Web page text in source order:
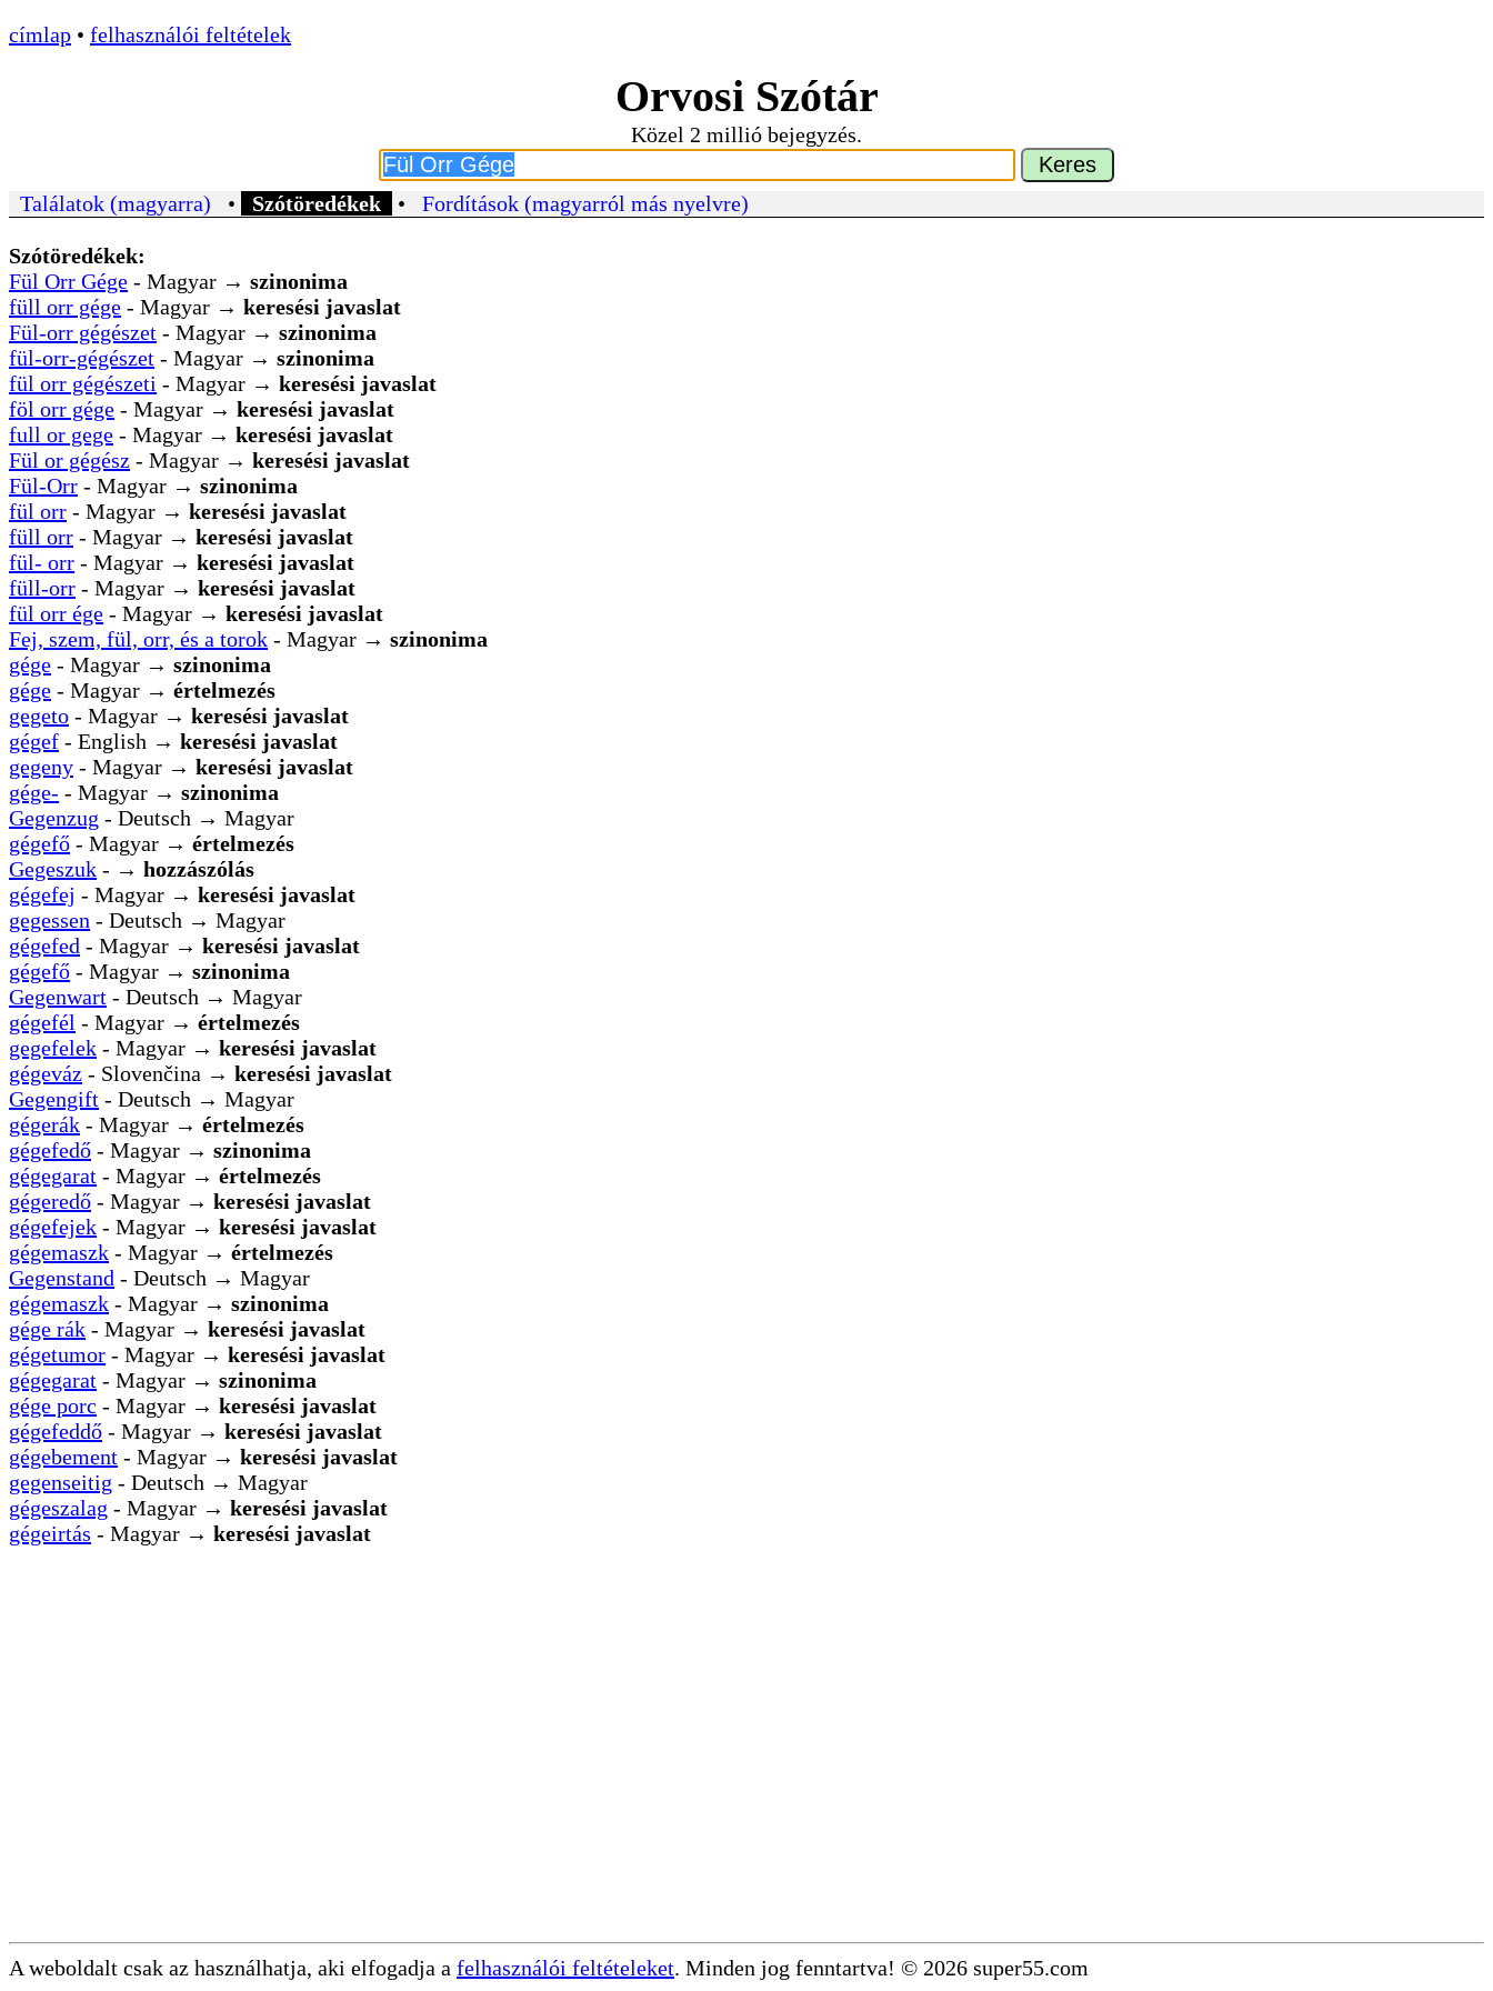
címlap • felhasználói feltételek
Orvosi Szótár
Közel 2 millió bejegyzés.
Találatok (magyarra) • Szótöredékek • Fordítások (magyarról más nyelvre)
Szótöredékek:
Fül Orr Gége - Magyar → szinonima
füll orr gége - Magyar → keresési javaslat
Fül-orr gégészet - Magyar → szinonima
fül-orr-gégészet - Magyar → szinonima
fül orr gégészeti - Magyar → keresési javaslat
föl orr gége - Magyar → keresési javaslat
full or gege - Magyar → keresési javaslat
Fül or gégész - Magyar → keresési javaslat
Fül-Orr - Magyar → szinonima
fül orr - Magyar → keresési javaslat
füll orr - Magyar → keresési javaslat
fül- orr - Magyar → keresési javaslat
füll-orr - Magyar → keresési javaslat
fül orr ége - Magyar → keresési javaslat
Fej, szem, fül, orr, és a torok - Magyar → szinonima
gége - Magyar → szinonima
gége - Magyar → értelmezés
gegeto - Magyar → keresési javaslat
gégef - English → keresési javaslat
gegeny - Magyar → keresési javaslat
gége- - Magyar → szinonima
Gegenzug - Deutsch → Magyar
gégefő - Magyar → értelmezés
Gegeszuk - → hozzászólás
gégefej - Magyar → keresési javaslat
gegessen - Deutsch → Magyar
gégefed - Magyar → keresési javaslat
gégefő - Magyar → szinonima
Gegenwart - Deutsch → Magyar
gégefél - Magyar → értelmezés
gegefelek - Magyar → keresési javaslat
gégeváz - Slovenčina → keresési javaslat
Gegengift - Deutsch → Magyar
gégerák - Magyar → értelmezés
gégefedő - Magyar → szinonima
gégegarat - Magyar → értelmezés
gégeredő - Magyar → keresési javaslat
gégefejek - Magyar → keresési javaslat
gégemaszk - Magyar → értelmezés
Gegenstand - Deutsch → Magyar
gégemaszk - Magyar → szinonima
gége rák - Magyar → keresési javaslat
gégetumor - Magyar → keresési javaslat
gégegarat - Magyar → szinonima
gége porc - Magyar → keresési javaslat
gégefeddő - Magyar → keresési javaslat
gégebement - Magyar → keresési javaslat
gegenseitig - Deutsch → Magyar
gégeszalag - Magyar → keresési javaslat
gégeirtás - Magyar → keresési javaslat
A weboldalt csak az használhatja, aki elfogadja a felhasználói feltételeket. Minden jog fenntartva! © 2026 super55.com